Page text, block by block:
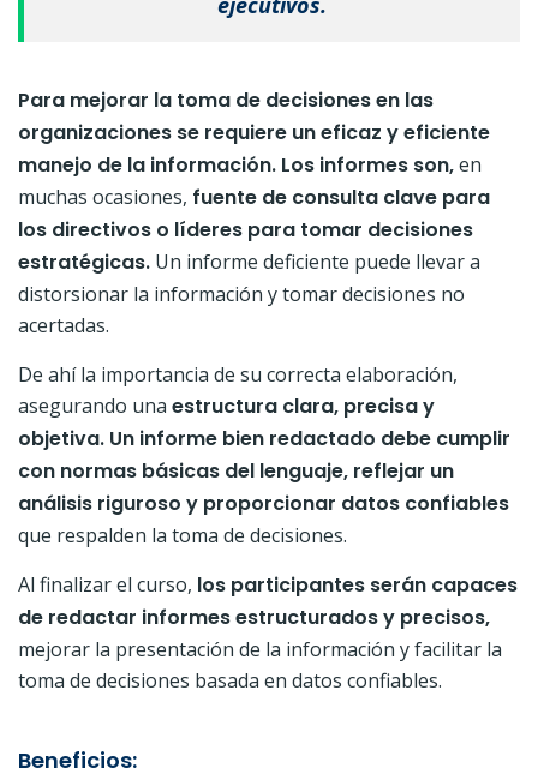
Para mejorar la toma de decisiones en las
organizaciones se requiere un eficaz y eficiente
manejo de la información. Los informes son,en
muchas ocasiones, fuente de consulta clave para
los directivos o líderes para tomar decisiones
estratégicas. Un informe deficiente puede llevar a
distorsionar la información y tomar decisiones no
acertadas.
De ahí la importancia de su correcta elaboración,
asegurando una estructura clara, precisa y
objetiva. Un informe bien redactado debe cumplir
con normas básicas del lenguaje, reflejar un
análisis riguroso y proporcionar datos confiables
que respalden la toma de decisiones.
Al finalizar el curso, los participantes serán capaces
de redactar informes estructurados y precisos,
mejorar la presentación de la información y facilitar la
toma de decisiones basada en datos confiables.
Beneficios: